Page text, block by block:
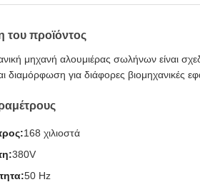
του προϊόντος
μηχανή αλουμιέρας σωλήνων είναι
διαμόρφωση για διάφορες βιομηχανικές
168 χιλιοστά
380V
50 Hz